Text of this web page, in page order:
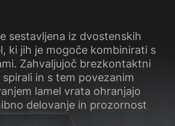
sestavljena iz dvostenskih
ki jih je mogoče kombinirati s
Zahvaljujoč brezkontaktni
in s tem povezanim
lamel vrata ohranjajo
delovanje in prozornost